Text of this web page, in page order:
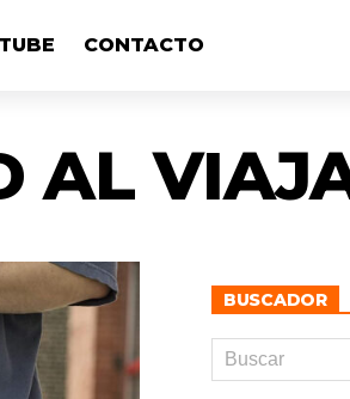
CONTACTO
AL
BUSCADOR